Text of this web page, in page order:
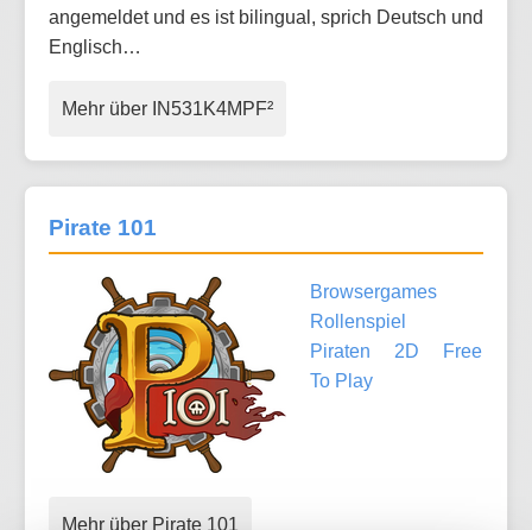
angemeldet und es ist bilingual, sprich Deutsch und
Englisch…
Mehr über IN531K4MPF²
Pirate 101
Browsergames
Rollenspiel
Piraten
2D
Free
To Play
Mehr über Pirate 101